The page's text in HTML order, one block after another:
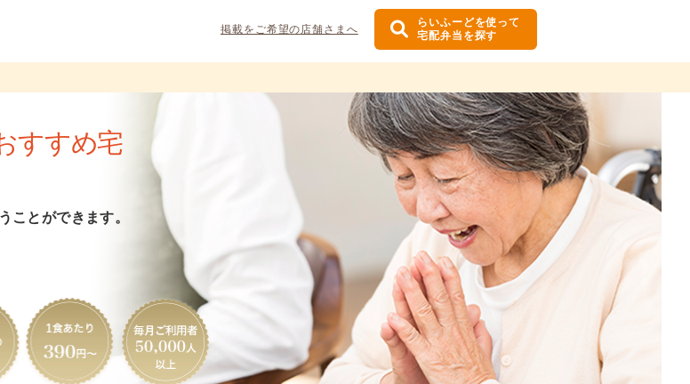
掲載をご希望の店舗さまへ
らいふーどを使って
宅配弁当を探す
すすめ宅
ことができます。